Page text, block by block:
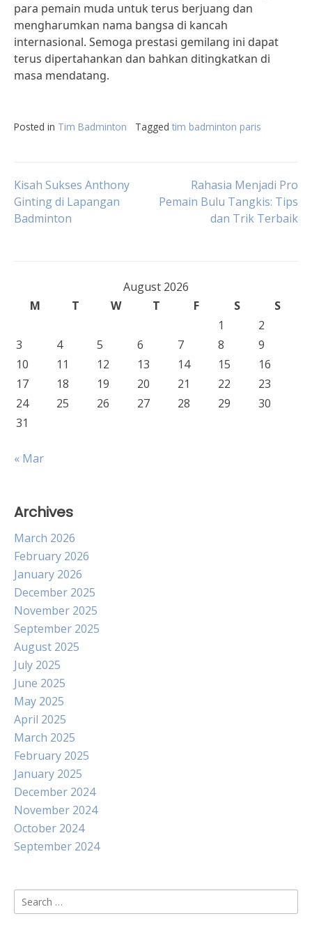
para pemain muda untuk terus berjuang dan
mengharumkan nama bangsa di kancah
internasional. Semoga prestasi gemilang ini dapat
terus dipertahankan dan bahkan ditingkatkan di
masa mendatang.
Posted in Tim Badminton Tagged tim badminton paris
Post
navigation
Kisah Sukses Anthony
Ginting di Lapangan
Badminton
Rahasia Menjadi Pro
Pemain Bulu Tangkis: Tips
dan Trik Terbaik
August 2026
M
T W T F S
S
1
2
3
4 5 6 7 8
9
10
11 12 13 14 15
16
17
18 19 20 21 22
23
24
25 26 27 28 29
30
31
« Mar
Archives
March 2026
February 2026
January 2026
December 2025
November 2025
September 2025
August 2025
July 2025
June 2025
May 2025
April 2025
March 2025
February 2025
January 2025
December 2024
November 2024
October 2024
September 2024
Search
for: